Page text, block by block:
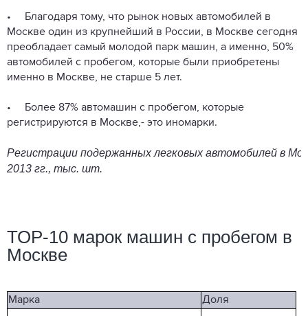
• Благодаря тому, что рынок новых автомобилей в
Москве один из крупнейший в России, в Москве сегодня
преобладает самый молодой парк машин, а именно, 50%
автомобилей с пробегом, которые были приобретены
именно в Москве, не старше 5 лет.
• Более 87% автомашин с пробегом, которые
регистрируются в Москве,- это иномарки.
Регистрации подержанных легковых автомобилей в
2013 гг., тыс. шт.
ТОР-10 марок машин с пробегом в
Москве
Марка Доля